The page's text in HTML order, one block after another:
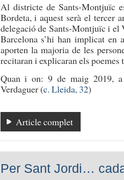
Al districte de Sants-Montjuïc
Bordeta, i aquest serà el tercer
delegació de Sants-Montjuïc i
Barcelona s’hi han implicat en
aporten la majoria de les
recitaran i explicaran els poemes
Quan i on: 9 de maig 2019,
Verdaguer (c. Lleida, 32)
Article complet
Per Sant Jordi…